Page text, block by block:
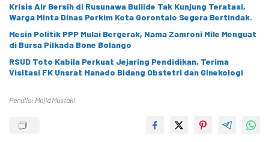
Krisis Air Bersih di Rusunawa Buliide Tak Kunjung Teratasi,
Warga Minta Dinas Perkim Kota Gorontalo Segera Bertindak.
Mesin Politik PPP Mulai Bergerak, Nama Zamroni Mile Menguat
di Bursa Pilkada Bone Bolango
RSUD Toto Kabila Perkuat Jejaring Pendidikan, Terima
Visitasi FK Unsrat Manado Bidang Obstetri dan Ginekologi
Penulis: Majid Mustaki